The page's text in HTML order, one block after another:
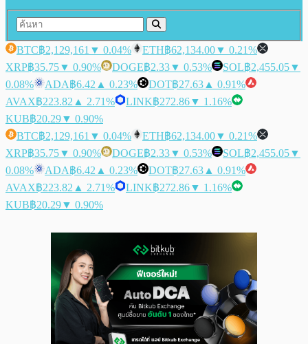
BTC฿2,129,161 ▼ 0.04% ETH฿62,134.00▼ 0.21%
XRP฿35.75▼ 0.90% DOGE฿2.33▼ 0.53% SOL฿2,455.05▼
0.08%
ADA฿6.42 ▲ 0.23% DOT฿27.63 ▲ 0.91%
AVAX฿223.82 ▲ 2.71% LINK฿272.86▼ 1.16%
KUB฿20.29▼ 0.90%
BTC฿2,129,161 ▼ 0.04% ETH฿62,134.00▼ 0.21%
XRP฿35.75▼ 0.90% DOGE฿2.33▼ 0.53% SOL฿2,455.05▼
0.08%
ADA฿6.42 ▲ 0.23% DOT฿27.63 ▲ 0.91%
AVAX฿223.82 ▲ 2.71% LINK฿272.86▼ 1.16%
KUB฿20.29▼ 0.90%